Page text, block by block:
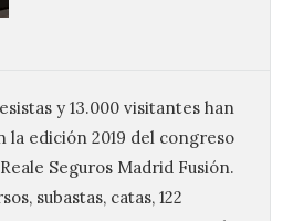
y 13.000 visitantes han
la edición 2019 del congreso
Seguros Madrid Fusión.
subastas, catas, 122